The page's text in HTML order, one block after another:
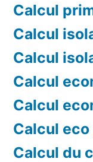
Calcul
Calcul
Calcul
Calcul
Calcul
Calcul
Calcul du